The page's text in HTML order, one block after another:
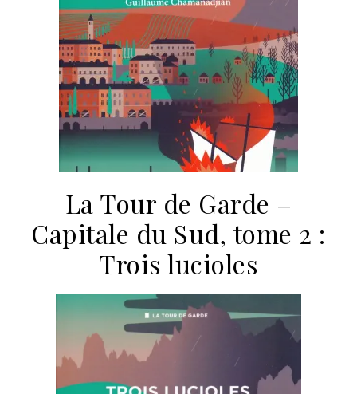
La Tour de Garde –
Capitale du Sud, tome 2 :
Trois lucioles